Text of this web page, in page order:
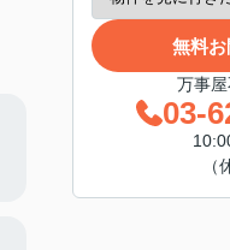
無料
万事
03-
（